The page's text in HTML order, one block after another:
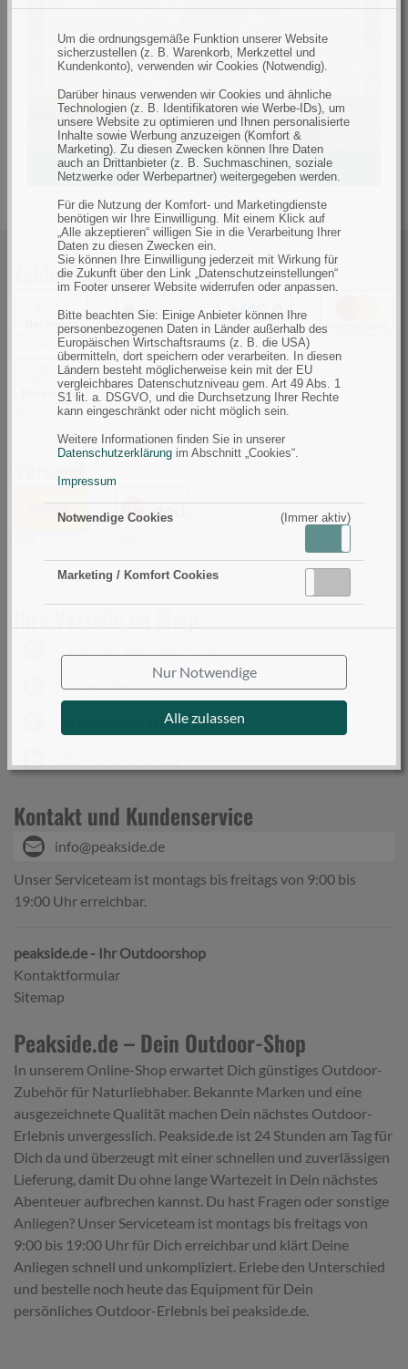
Um die ordnungsgemäße Funktion unserer Website
sicherzustellen (z. B. Warenkorb, Merkzettel und
Kundenkonto), verwenden wir Cookies (Notwendig).
Darüber hinaus verwenden wir Cookies und ähnliche
Technologien (z. B. Identifikatoren wie Werbe-IDs), um
unsere Website zu optimieren und Ihnen personalisierte
Inhalte sowie Werbung anzuzeigen (Komfort &
Marketing). Zu diesen Zwecken können Ihre Daten
auch an Drittanbieter (z. B. Suchmaschinen, soziale
Netzwerke oder Werbepartner) weitergegeben werden.
Für die Nutzung der Komfort- und Marketingdienste
benötigen wir Ihre Einwilligung. Mit einem Klick auf
„Alle akzeptieren“ willigen Sie in die Verarbeitung Ihrer
Daten zu diesen Zwecken ein.
Sie können Ihre Einwilligung jederzeit mit Wirkung für
die Zukunft über den Link „Datenschutzeinstellungen“
im Footer unserer Website widerrufen oder anpassen.
Bitte beachten Sie: Einige Anbieter können Ihre
personenbezogenen Daten in Länder außerhalb des
Europäischen Wirtschaftsraums (z. B. die USA)
übermitteln, dort speichern oder verarbeiten. In diesen
Ländern besteht möglicherweise kein mit der EU
vergleichbares Datenschutzniveau gem. Art 49 Abs. 1
S1 lit. a. DSGVO, und die Durchsetzung Ihrer Rechte
kann eingeschränkt oder nicht möglich sein.
Weitere Informationen finden Sie in unserer
Datenschutzerklärung im Abschnitt „Cookies“.
Impressum
Notwendige Cookies (Immer aktiv)
Marketing / Komfort Cookies
Nur Notwendige
Alle zulassen
unter
info@peakside.de!
Zahlungsarten
Rechnung PayPal Kreditkarte
Bankeinzug
Versand
Kauf auf Rechnung
Versandkostenfrei ab 199€
Kontakt und Kundenservice
info@peakside.de
Unser Serviceteam ist montags bis freitags von 9:00 bis
19:00 Uhr erreichbar.
peakside.de - Ihr Outdoorshop
Kontaktformular
Sitemap
Peakside.de – Dein Outdoor-Shop
In unserem Online-Shop erwartet Dich günstiges Outdoor-
Zubehör für Naturliebhaber. Bekannte Marken und eine
ausgezeichnete Qualität machen Dein nächstes Outdoor-
Erlebnis unvergesslich. Peakside.de ist 24 Stunden am Tag für
Dich da und überzeugt mit einer schnellen und zuverlässigen
Lieferung, damit Du ohne lange Wartezeit in Dein nächstes
Abenteuer aufbrechen kannst. Du hast Fragen oder sonstige
Anliegen? Unser Serviceteam ist montags bis freitags von
9:00 bis 19:00 Uhr für Dich erreichbar und klärt Deine
Anliegen schnell und unkompliziert. Erlebe den Unterschied
und bestelle noch heute das Equipment für Dein
persönliches Outdoor-Erlebnis bei peakside.de.